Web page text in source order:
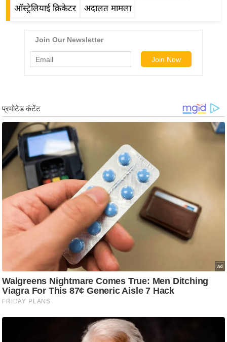
ज
ड
हॉ
ली
वु
ल्म
स
मी
क्षा
r
e
a
k
i
ऑस्ट्रेलियाई क्रिकेटर अदालत मामला